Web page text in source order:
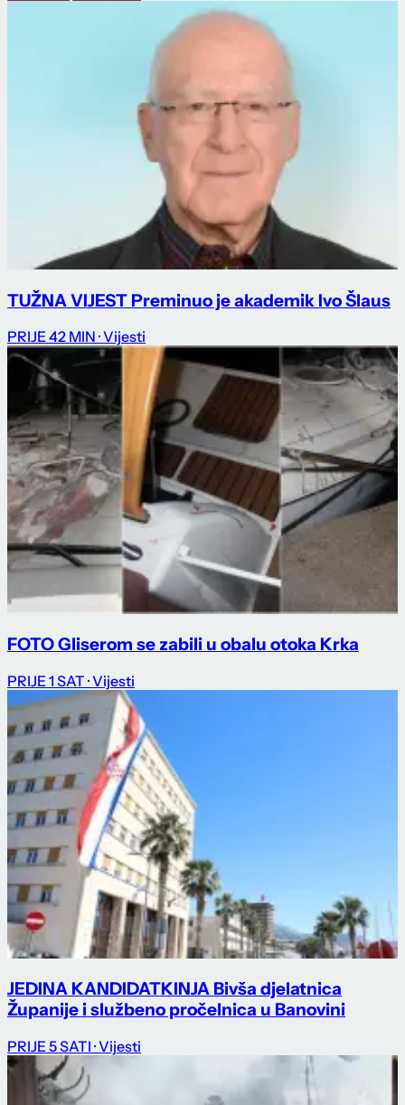
TUŽNA VIJEST Preminuo je akademik Ivo Šlaus
PRIJE 42 MIN · Vijesti
FOTO Gliserom se zabili u obalu otoka Krka
PRIJE 1 SAT · Vijesti
JEDINA KANDIDATKINJA Bivša djelatnica
Županije i službeno pročelnica u Banovini
PRIJE 5 SATI · Vijesti